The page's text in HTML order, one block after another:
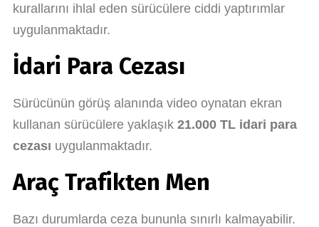
kurallarını ihlal eden sürücülere ciddi yaptırımlar
uygulanmaktadır.
İdari Para Cezası
Sürücünün görüş alanında video oynatan ekran
kullanan sürücülere yaklaşık 21.000 TL idari para
cezası uygulanmaktadır.
Araç Trafikten Men
Bazı durumlarda ceza bununla sınırlı kalmayabilir.